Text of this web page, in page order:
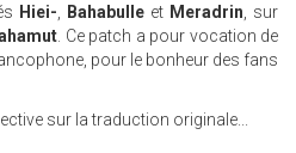
Hiei- Bahabulle et Meradrin , sur
. Ce patch a pour vocation de
pour le bonheur des fans
sur la traduction originale...